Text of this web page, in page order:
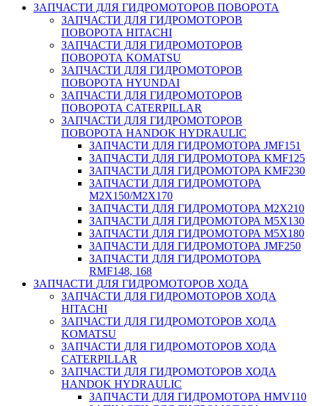
ЗАПЧАСТИ ДЛЯ ГИДРОМОТОРОВ ПОВОРОТА
ЗАПЧАСТИ ДЛЯ ГИДРОМОТОРОВ
ПОВОРОТА HITACHI
ЗАПЧАСТИ ДЛЯ ГИДРОМОТОРОВ
ПОВОРОТА KOMATSU
ЗАПЧАСТИ ДЛЯ ГИДРОМОТОРОВ
ПОВОРОТА HYUNDAI
ЗАПЧАСТИ ДЛЯ ГИДРОМОТОРОВ
ПОВОРОТА CATERPILLAR
ЗАПЧАСТИ ДЛЯ ГИДРОМОТОРОВ
ПОВОРОТА HANDOK HYDRAULIC
ЗАПЧАСТИ ДЛЯ ГИДРОМОТОРА JMF151
ЗАПЧАСТИ ДЛЯ ГИДРОМОТОРА KMF125
ЗАПЧАСТИ ДЛЯ ГИДРОМОТОРА KMF230
ЗАПЧАСТИ ДЛЯ ГИДРОМОТОРА
M2X150/M2X170
ЗАПЧАСТИ ДЛЯ ГИДРОМОТОРА M2X210
ЗАПЧАСТИ ДЛЯ ГИДРОМОТОРА M5X130
ЗАПЧАСТИ ДЛЯ ГИДРОМОТОРА M5X180
ЗАПЧАСТИ ДЛЯ ГИДРОМОТОРА JMF250
ЗАПЧАСТИ ДЛЯ ГИДРОМОТОРА
RMF148, 168
ЗАПЧАСТИ ДЛЯ ГИДРОМОТОРОВ ХОДА
ЗАПЧАСТИ ДЛЯ ГИДРОМОТОРОВ ХОДА
HITACHI
ЗАПЧАСТИ ДЛЯ ГИДРОМОТОРОВ ХОДА
KOMATSU
ЗАПЧАСТИ ДЛЯ ГИДРОМОТОРОВ ХОДА
CATERPILLAR
ЗАПЧАСТИ ДЛЯ ГИДРОМОТОРОВ ХОДА
HANDOK HYDRAULIC
ЗАПЧАСТИ ДЛЯ ГИДРОМОТОРА HMV110